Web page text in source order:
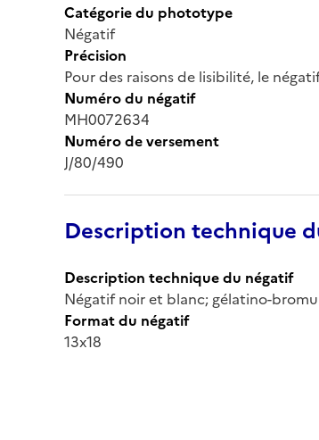
Catégorie du phototype
Négatif
Précision
Pour des raisons de lisibilité, le
Numéro du négatif
MH0072634
Numéro de versement
J/80/490
Description technique
Description technique du négatif
Négatif noir et blanc; gélatino-
Format du négatif
13x18